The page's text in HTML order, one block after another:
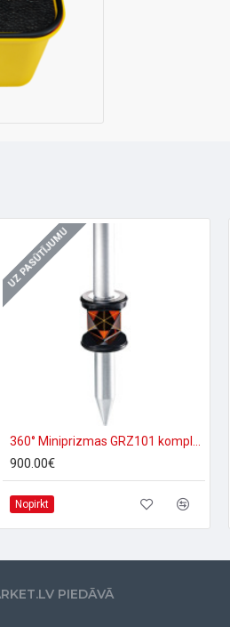
UZ PASŪTĪJUMU
900.00€
Nopirkt
PIEDĀVĀ